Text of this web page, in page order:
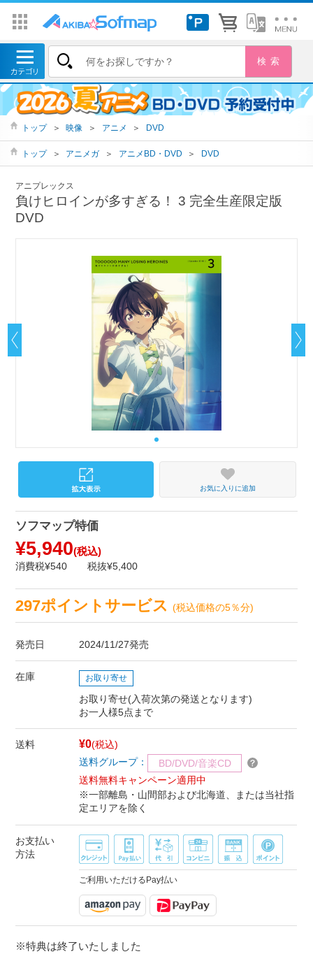
トップ ＞ 映像 ＞ アニメ ＞ DVD
トップ ＞ アニメガ ＞ アニメBD・DVD ＞ DVD
アニプレックス
負けヒロインが多すぎる！ 3 完全生産限定版
DVD
お気に入りに追加
ソフマップ特価
¥5,940(税込)
消費税¥540 税抜¥5,400
297ポイントサービス(税込価格の5％分)
発売日 2024/11/27発売
在庫 お取り寄せ
お取り寄せ(入荷次第の発送となります)
お一人様5点まで
送料 ¥0(税込)
送料グループ：
BD/DVD/音楽CD
送料無料キャンペーン適用中
※一部離島・山間部および北海道、または当社指
定エリアを除く
お支払い
方法
ご利用いただけるPay払い
※特典は終了いたしました